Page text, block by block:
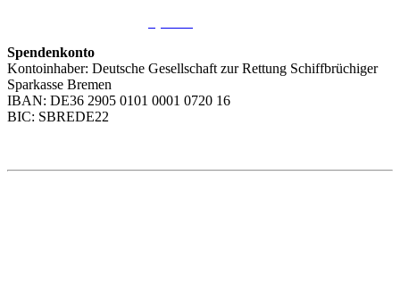
Spendenkonto
Kontoinhaber: Deutsche Gesellschaft zur Rettung Schiffbrüchiger
Sparkasse Bremen
IBAN: DE36 2905 0101 0001 0720 16
BIC: SBREDE22